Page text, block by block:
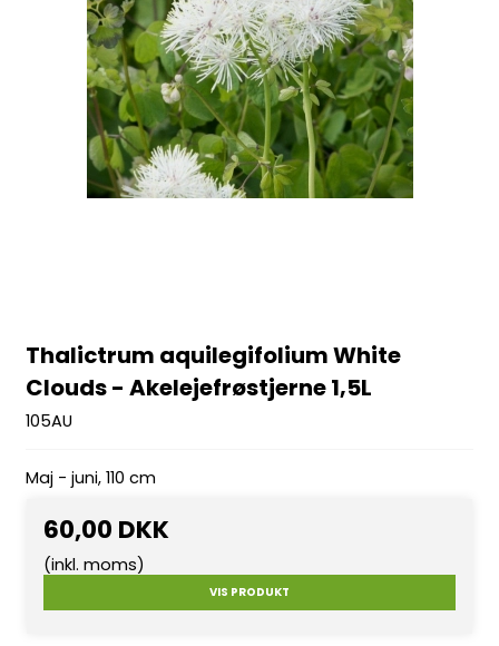
Thalictrum aquilegifolium White
Clouds - Akelejefrøstjerne 1,5L
105AU
Maj - juni, 110 cm
60,00 DKK
(inkl. moms)
VIS PRODUKT